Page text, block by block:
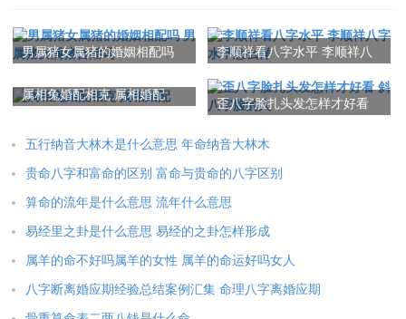
运用中，也需要避免太过依赖八字，在发展事业过程中，要充分
八字里地支三和代表什么 地支三合八字特点
男属猪女属猪的婚姻相配吗
李顺祥看八字水平 李顺祥八
属相兔婚配相克 属相婚配
歪八字脸扎头发怎样才好看
五行纳音大林木是什么意思 年命纳音大林木
贵命八字和富命的区别 富命与贵命的八字区别
算命的流年是什么意思 流年什么意思
易经里之卦是什么意思 易经的之卦怎样形成
属羊的命不好吗属羊的女性 属羊的命运好吗女人
八字断离婚应期经验总结案例汇集 命理八字离婚应期